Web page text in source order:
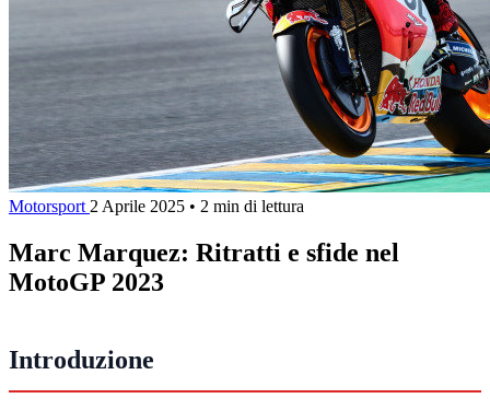
Motorsport 2 Aprile 2025 • 2 min di lettura
Marc Marquez: Ritratti e sfide nel
MotoGP 2023
Introduzione